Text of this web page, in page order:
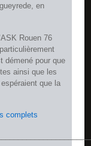
en
Rouen 76
démené pour que
ainsi que les
que la
complets